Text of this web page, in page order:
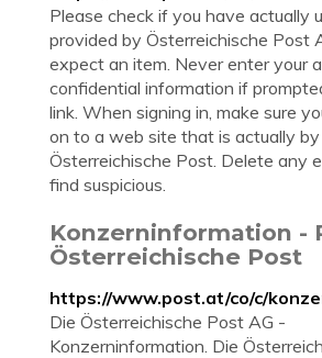
Please check if you have actually
provided by Österreichische Post
expect an item. Never enter your
confidential information if
link. When signing in, make sure
on to a web site that is actually by
Österreichische Post. Delete any
find suspicious.
Konzerninformation -
Österreichische Post
https://www.post.at/co/c/
Die Österreichische Post AG -
Konzerninformation. Die